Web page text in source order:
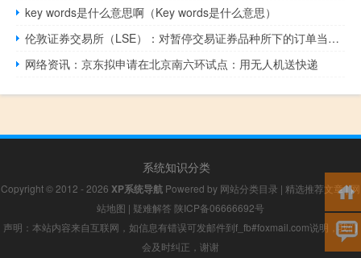
key words是什么意思啊（Key words是什么意思）
伦敦证券交易所（LSE）：对暂停交易证券品种所下的订单当前将过期作废
网络资讯：京东拟申请在北京南六环试点：用无人机送快递
系统知识分类
Copyright © 2012 - 2026 XP系统导航 Powered by 网站分类目录 | 精选推荐文章|网
站地图 | 疑难解答 陕ICP备06666692号
声明：本站内容来自互联网，如信息有错误可发邮件到f_fb#foxmail.com说明，我们
会及时纠正，谢谢